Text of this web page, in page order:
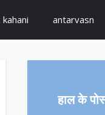
antarvasn
हाल के